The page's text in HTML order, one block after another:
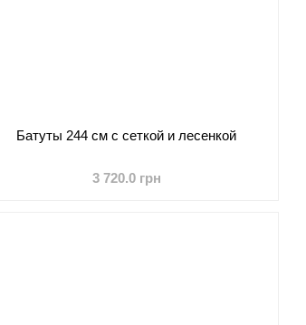
Батуты 244 см c сеткой и лесенкой
3 720.0 грн